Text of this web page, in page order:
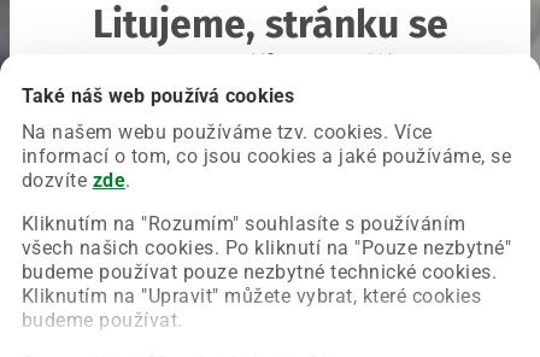
Také náš web používá cookies
Na našem webu používáme tzv. cookies. Více
informací o tom, co jsou cookies a jaké používáme, se
dozvíte zde.
Kliknutím na "Rozumím" souhlasíte s používáním
všech našich cookies. Po kliknutí na "Pouze nezbytné"
budeme používat pouze nezbytné technické cookies.
Kliknutím na "Upravit" můžete vybrat, které cookies
budeme používat.
Litujeme, stránku se
Chyba nastala na naší straně a už ji opravujeme.
Zkuste prosím znovu načíst požadovanou stránku.
Obnovit stránku Úvodní strana